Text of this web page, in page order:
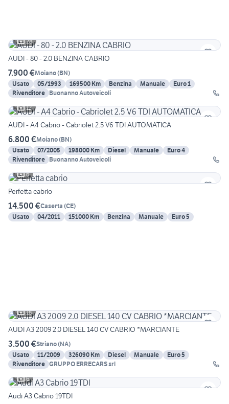
28
AUDI - 80 - 2.0 BENZINA CABRIO
7.900 €Moiano(BN)
Usato
05/1993 169500 Km Benzina Manuale
Euro 1
Rivenditore Buonanno Autoveicoli
12
AUDI - A4 Cabrio - Cabriolet 2.5 V6 TDI AUTOMATICA
6.800 €Moiano(BN)
Usato
07/2005 198000 Km Diesel Manuale
Euro 4
Rivenditore Buonanno Autoveicoli
6
Perfetta cabrio
14.500 €Caserta (CE)
Usato
04/2011 151000 Km Benzina Manuale Euro 5
18
AUDI A3 2009 2.0 DIESEL 140 CV CABRIO *MARCIANTE
3.500 €Striano(NA)
Usato
11/2009 326090 Km Diesel Manuale
Euro 5
Rivenditore GRUPPO ERRECARS srl
6
Audi A3 Cabrio 19TDI